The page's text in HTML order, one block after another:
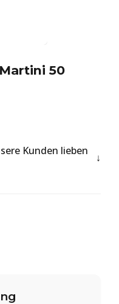
50
Kunden lieben